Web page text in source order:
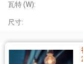
瓦特 (W):
尺寸: